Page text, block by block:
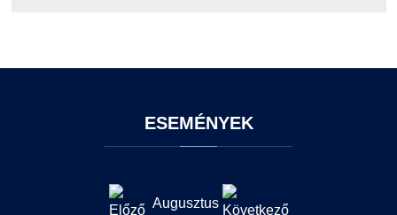
ESEMÉNYEK
Augusztus